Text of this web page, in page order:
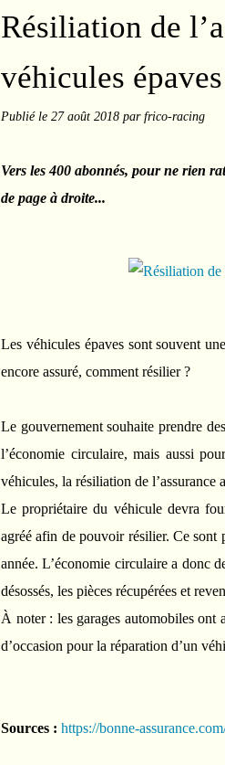
Résiliation de
véhicules épaves
Publié le 27 août 2018 par frico-racing
Vers les 400 abonnés, pour ne rien
de page à droite...
Les véhicules épaves sont souvent
encore assuré, comment résilier ?
Le gouvernement souhaite prendre
l’économie circulaire, mais aussi
véhicules, la résiliation de l’assurance
Le propriétaire du véhicule devra
agréé afin de pouvoir résilier. Ce sont
année. L’économie circulaire a donc
désossés, les pièces récupérées et
À noter : les garages automobiles ont
d’occasion pour la réparation d’un
Sources : https://bonne-